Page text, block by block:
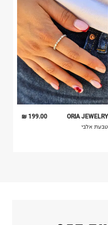
199.00 ₪
ORIA JEWELRY
טבעת אלבי